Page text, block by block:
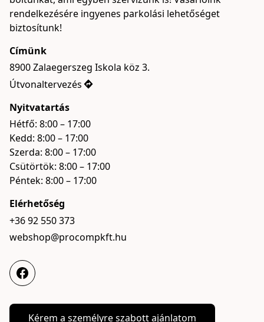
rendelkezésére ingyenes parkolási lehetőséget
biztosítunk!
Címünk
8900 Zalaegerszeg Iskola köz 3.
Útvonaltervezés
Nyitvatartás
Hétfő: 8:00 – 17:00
Kedd: 8:00 – 17:00
Szerda: 8:00 – 17:00
Csütörtök: 8:00 – 17:00
Péntek: 8:00 – 17:00
Elérhetőség
+36 92 550 373
webshop@procompkft.hu
Kérem a személyre szabott ajánlatom